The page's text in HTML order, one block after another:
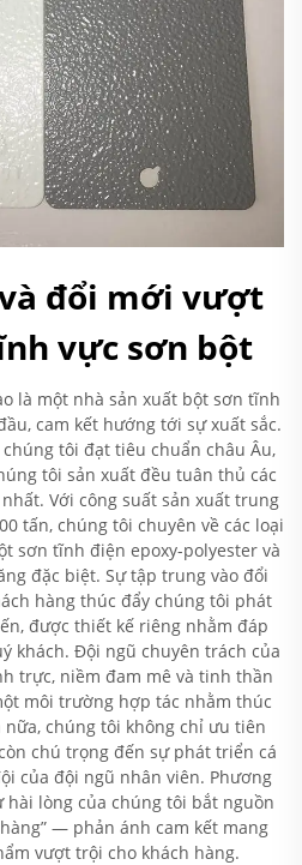
đổi mới vượt
vực sơn bột
là một nhà sản xuất bột sơn tĩnh
cam kết hướng tới sự xuất sắc.
chúng tôi đạt tiêu chuẩn châu Âu,
tôi sản xuất đều tuân thủ các
Với công suất sản xuất trung
tấn, chúng tôi chuyên về các loại
sơn tĩnh điện epoxy-polyester và
đặc biệt. Sự tập trung vào đổi
hàng thúc đẩy chúng tôi phát
được thiết kế riêng nhằm đáp
khách. Đội ngũ chuyên trách của
trực, niềm đam mê và tinh thần
môi trường hợp tác nhằm thúc
chúng tôi không chỉ ưu tiên
chú trọng đến sự phát triển cá
của đội ngũ nhân viên. Phương
hài lòng của chúng tôi bắt nguồn
— phản ánh cam kết mang
vượt trội cho khách hàng.